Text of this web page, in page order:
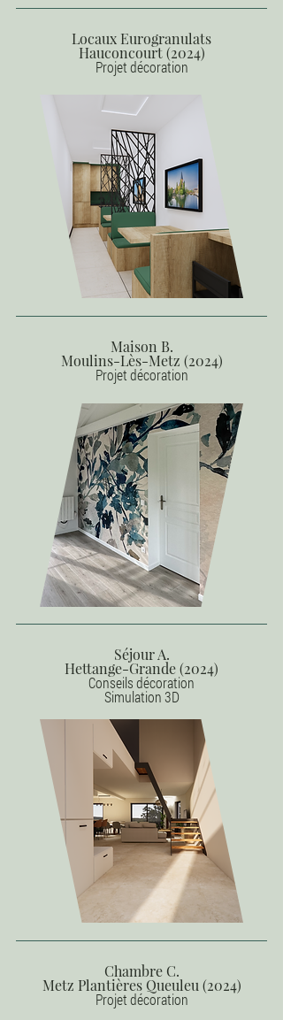
Locaux Eurogranulats
Hauconcourt (2024)
Projet décoration
Maison B.
Moulins-Lès-Metz (2024)
Projet décoration
Séjour A.
Hettange-Grande (2024)
Conseils décoration
Simulation 3D
Chambre C.
Metz Plantières Queuleu (2024)
Projet décoration